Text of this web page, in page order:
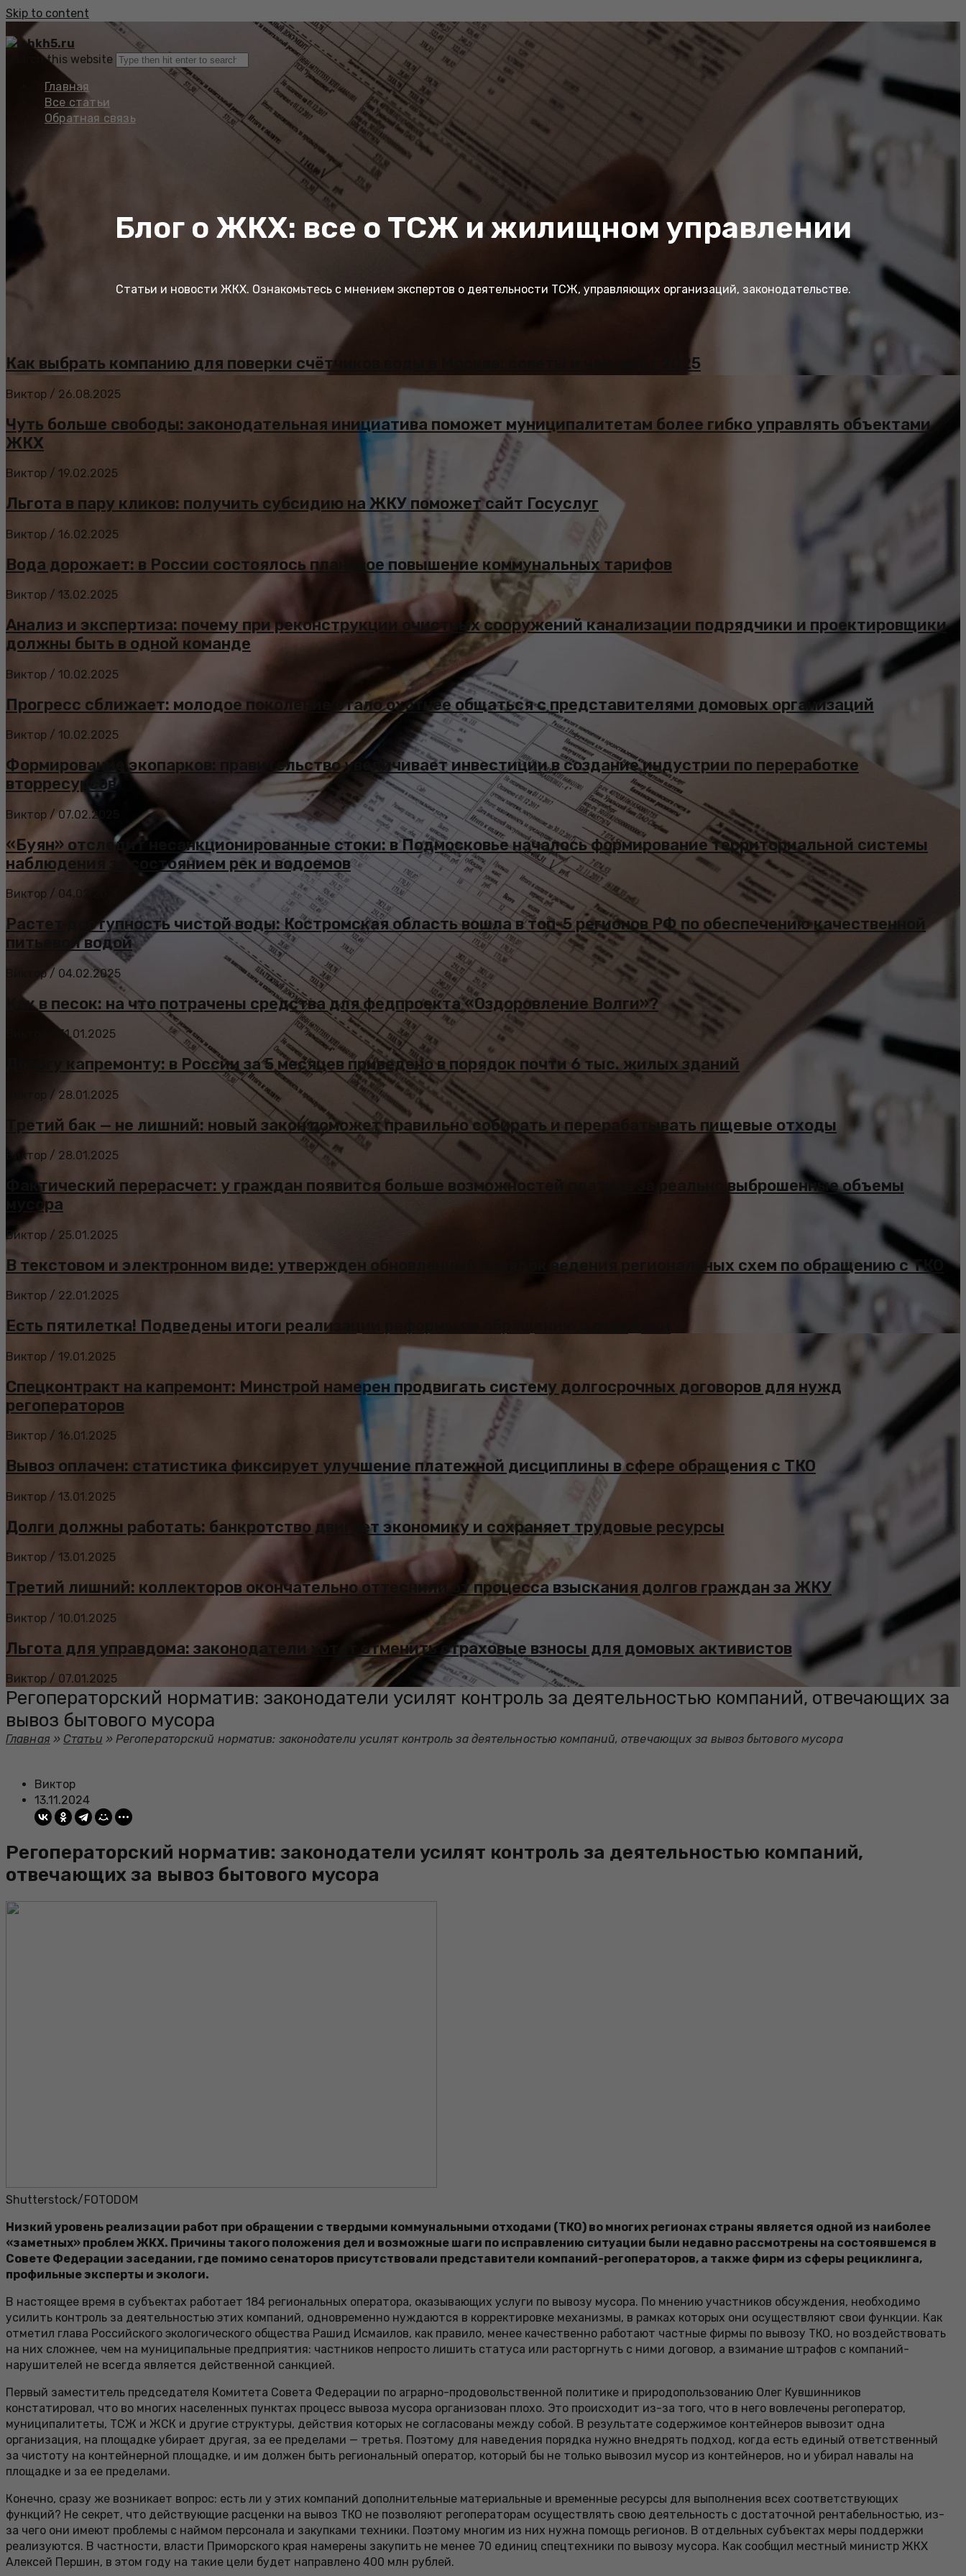
Skip to content
zhkh5.ru
Search this website
Главная
Все статьи
Обратная связь
Блог о ЖКХ: все о ТСЖ и жилищном управлении
Статьи и новости ЖКХ. Ознакомьтесь с мнением экспертов о деятельности ТСЖ, управляющих организаций, законодательстве.
Как выбрать компанию для поверки счётчиков воды в Москве: советы и чек-лист 2025
Виктор / 26.08.2025
Чуть больше свободы: законодательная инициатива поможет муниципалитетам более гибко управлять объектами
ЖКХ
Виктор / 19.02.2025
Льгота в пару кликов: получить субсидию на ЖКУ поможет сайт Госуслуг
Виктор / 16.02.2025
Вода дорожает: в России состоялось плановое повышение коммунальных тарифов
Виктор / 13.02.2025
Анализ и экспертиза: почему при реконструкции очистных сооружений канализации подрядчики и проектировщики
должны быть в одной команде
Виктор / 10.02.2025
Прогресс сближает: молодое поколение стало охотнее общаться с представителями домовых организаций
Виктор / 10.02.2025
Формирование экопарков: правительство увеличивает инвестиции в создание индустрии по переработке
вторресурсов
Виктор / 07.02.2025
«Буян» отследит несанкционированные стоки: в Подмосковье началось формирование территориальной системы
наблюдения за состоянием рек и водоемов
Виктор / 04.02.2025
Растет доступность чистой воды: Костромская область вошла в топ-5 регионов РФ по обеспечению качественной
питьевой водой
Виктор / 04.02.2025
Как в песок: на что потрачены средства для федпроекта «Оздоровление Волги»?
31.01.2025
Дорогу капремонту: в России за 5 месяцев приведено в порядок почти 6 тыс. жилых зданий
Виктор / 28.01.2025
Третий бак — не лишний: новый закон поможет правильно собирать и перерабатывать пищевые отходы
Виктор / 28.01.2025
Фактический перерасчет: у граждан появится больше возможностей платить за реально выброшенные объемы
мусора
Виктор / 25.01.2025
В текстовом и электронном виде: утвержден обновленный порядок ведения региональных схем по обращению с ТКО
Виктор / 22.01.2025
Есть пятилетка! Подведены итоги реализации реформы по обращению с отходами
Виктор / 19.01.2025
Спецконтракт на капремонт: Минстрой намерен продвигать систему долгосрочных договоров для нужд
регоператоров
Виктор / 16.01.2025
Вывоз оплачен: статистика фиксирует улучшение платежной дисциплины в сфере обращения с ТКО
Виктор / 13.01.2025
Долги должны работать: банкротство двигает экономику и сохраняет трудовые ресурсы
Виктор / 13.01.2025
Третий лишний: коллекторов окончательно оттеснили от процесса взыскания долгов граждан за ЖКУ
Виктор / 10.01.2025
Льгота для управдома: законодатели хотят отменить страховые взносы для домовых активистов
Виктор / 07.01.2025
Регоператорский норматив: законодатели усилят контроль за деятельностью компаний, отвечающих за
вывоз бытового мусора
Главная » Статьи » Регоператорский норматив: законодатели усилят контроль за деятельностью компаний, отвечающих за вывоз бытового мусора
Виктор
13.11.2024
Регоператорский норматив: законодатели усилят контроль за деятельностью компаний,
отвечающих за вывоз бытового мусора
Shutterstock/FOTODOM
Низкий уровень реализации работ при обращении с твердыми коммунальными отходами (ТКО) во многих регионах страны является одной из наиболее
«заметных» проблем ЖКХ. Причины такого положения дел и возможные шаги по исправлению ситуации были недавно рассмотрены на состоявшемся в
Совете Федерации заседании, где помимо сенаторов присутствовали представители компаний-регоператоров, а также фирм из сферы рециклинга,
профильные эксперты и экологи.
В настоящее время в субъектах работает 184 региональных оператора, оказывающих услуги по вывозу мусора. По мнению участников обсуждения, необходимо
усилить контроль за деятельностью этих компаний, одновременно нуждаются в корректировке механизмы, в рамках которых они осуществляют свои функции. Как
отметил глава Российского экологического общества Рашид Исмаилов, как правило, менее качественно работают частные фирмы по вывозу ТКО, но воздействовать
на них сложнее, чем на муниципальные предприятия: частников непросто лишить статуса или расторгнуть с ними договор, а взимание штрафов с компаний-
нарушителей не всегда является действенной санкцией.
Первый заместитель председателя Комитета Совета Федерации по аграрно-продовольственной политике и природопользованию Олег Кувшинников
констатировал, что во многих населенных пунктах процесс вывоза мусора организован плохо. Это происходит из-за того, что в него вовлечены регоператор,
муниципалитеты, ТСЖ и ЖСК и другие структуры, действия которых не согласованы между собой. В результате содержимое контейнеров вывозит одна
организация, на площадке убирает другая, за ее пределами — третья. Поэтому для наведения порядка нужно внедрять подход, когда есть единый ответственный
за чистоту на контейнерной площадке, и им должен быть региональный оператор, который бы не только вывозил мусор из контейнеров, но и убирал навалы на
площадке и за ее пределами.
Конечно, сразу же возникает вопрос: есть ли у этих компаний дополнительные материальные и временные ресурсы для выполнения всех соответствующих
функций? Не секрет, что действующие расценки на вывоз ТКО не позволяют регоператорам осуществлять свою деятельность с достаточной рентабельностью, из-
за чего они имеют проблемы с наймом персонала и закупками техники. Поэтому многим из них нужна помощь регионов. В отдельных субъектах меры поддержки
реализуются. В частности, власти Приморского края намерены закупить не менее 70 единиц спецтехники по вывозу мусора. Как сообщил местный министр ЖКХ
Алексей Першин, в этом году на такие цели будет направлено 400 млн рублей.